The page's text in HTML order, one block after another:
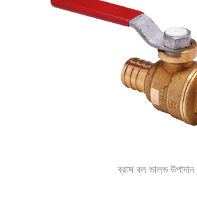
ব্রাস বল ভালভ উপাদান